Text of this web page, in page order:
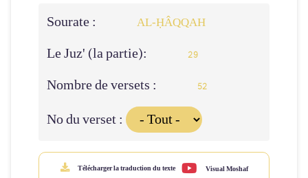
Sourate : AL-ḤÂQQAH
Le Juz' (la partie): 29
Nombre de versets : 52
No du verset :
Télécharger la traduction du texte Visual Moshaf